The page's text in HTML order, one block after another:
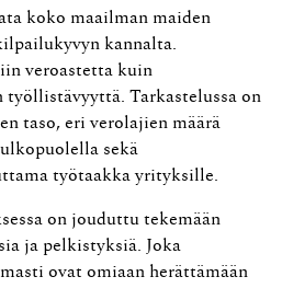
koko maailman maiden
kannalta.
veroastetta kuin
työllistävyyttä. Tarkastelussa on
taso, eri verolajien määrä
sekä
työtaakka yrityksille.
on jouduttu tekemään
ja pelkistyksiä. Joka
ovat omiaan herättämään